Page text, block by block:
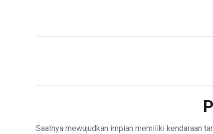
Saatnya mewujudkan impian memiliki kendaraan